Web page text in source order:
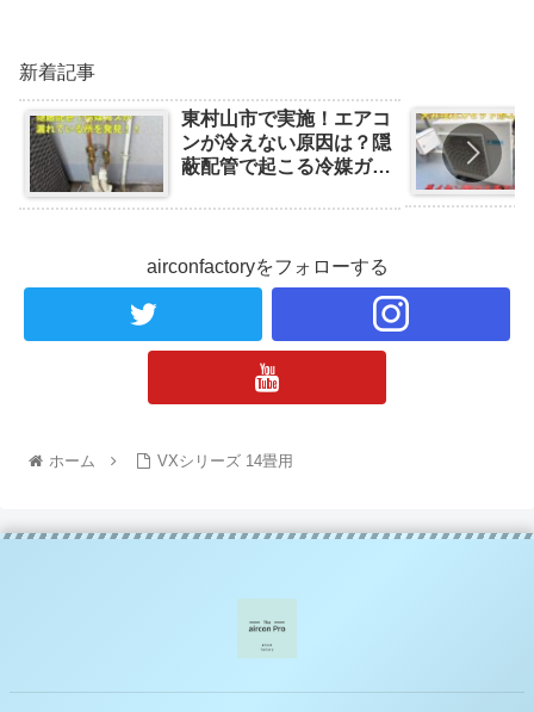
新着記事
東村山市で実施！エアコ
ンが冷えない原因は？隠
蔽配管で起こる冷媒ガス
airconfactoryをフォローする
ホーム VXシリーズ 14畳用